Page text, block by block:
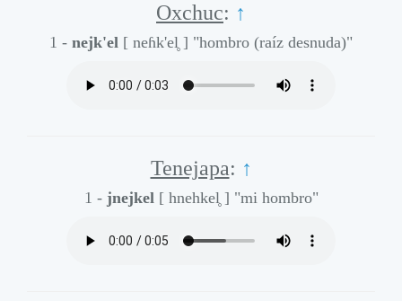
Oxchuc: ↑
1 - nejk'el [ neɦk'el̥ ] "hombro (raíz desnuda)"
Tenejapa: ↑
1 - jnejkel [ hnehkel̥ ] "mi hombro"